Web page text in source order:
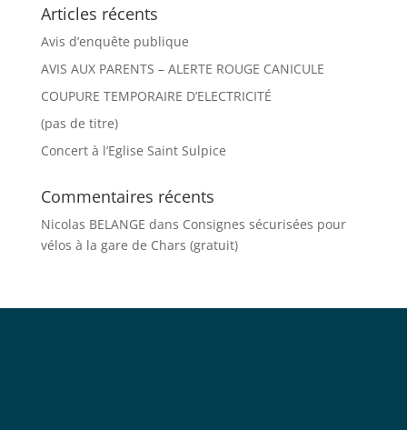
Articles récents
Avis d’enquête publique
AVIS AUX PARENTS – ALERTE ROUGE CANICULE
COUPURE TEMPORAIRE D’ELECTRICITÉ
(pas de titre)
Concert à l’Eglise Saint Sulpice
Commentaires récents
Nicolas BELANGE dans Consignes sécurisées pour
vélos à la gare de Chars (gratuit)